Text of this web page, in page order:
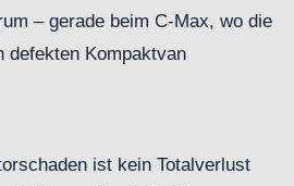
– gerade beim C-Max, wo die
defekten Kompaktvan
ist kein Totalverlust